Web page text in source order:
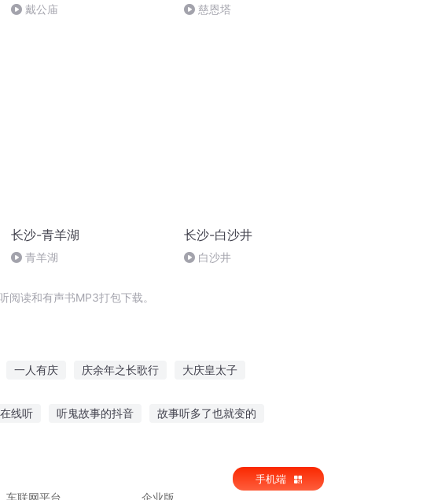
戴公庙 慈恩塔
长沙-青羊湖
青羊湖
长沙-白沙井
白沙井
读和有声书MP3打包下载。
一人有庆 庆余年之长歌行 大庆皇太子
线听 听鬼故事的抖音 故事听多了也就变的
车联网平台 企业版
手机端